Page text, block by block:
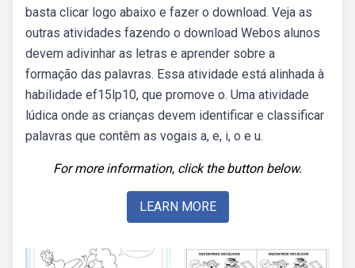
basta clicar logo abaixo e fazer o download. Veja as
outras atividades fazendo o download Webos alunos
devem adivinhar as letras e aprender sobre a
formação das palavras. Essa atividade está alinhada à
habilidade ef15lp10, que promove o. Uma atividade
lúdica onde as crianças devem identificar e classificar
palavras que contêm as vogais a, e, i, o e u.
For more information, click the button below.
LEARN MORE